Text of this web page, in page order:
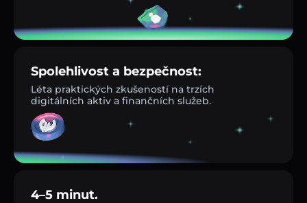
Spolehlivost a bezpečnost:
Léta praktických zkušeností na trzích
digitálních aktiv a finančních služeb.
4–5 minut.